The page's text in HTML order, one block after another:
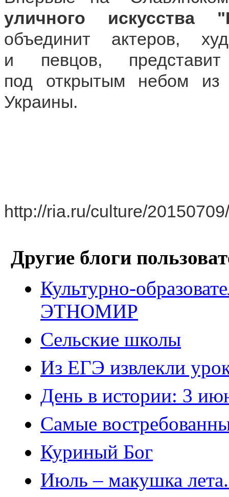
уличного искусства
объединит актеров,
и певцов,
под открытым небом из
Украины.
http://ria.ru/culture/
Другие блоги
Культурно-
ЭТНОМИР
Сельские школы
Из ЕГЭ извлекли
День в истории: 3
Самые
Куриный Бог
Июль – макушка